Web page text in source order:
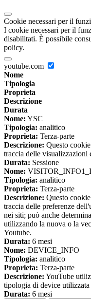
Cookie necessari per il
I cookie necessari per il
disabilitati. È possibile
policy.
youtube.com
Nome
Tipologia
Proprieta
Descrizione
Durata
Nome: YSC
Tipologia: analitico
Proprieta: Terza-parte
Descrizione: Questo
traccia delle visualizzazioni
Durata: Sessione
Nome:
Tipologia: analitico
Proprieta: Terza-parte
Descrizione: Questo
traccia delle preferenze
nei siti; può anche
utilizzando la nuova o la
Youtube.
Durata: 6 mesi
Nome: DEVICE_INFO
Tipologia: analitico
Proprieta: Terza-parte
Descrizione: YouTube
tipologia di device utilizzata
Durata: 6 mesi